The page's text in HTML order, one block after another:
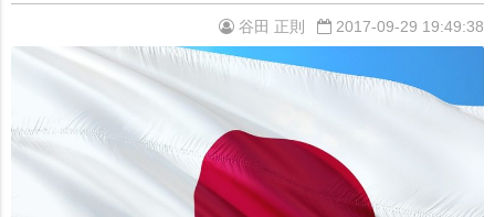
谷田 正則 2017-09-29 19:49:38